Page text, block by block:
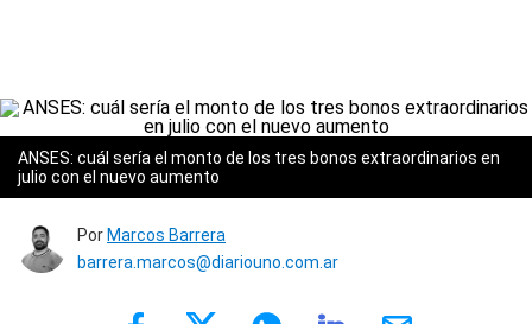
ANSES: cuál sería el monto de los tres bonos extraordinarios en
julio con el nuevo aumento
Por Marcos Barrera
barrera.marcos@diariouno.com.ar